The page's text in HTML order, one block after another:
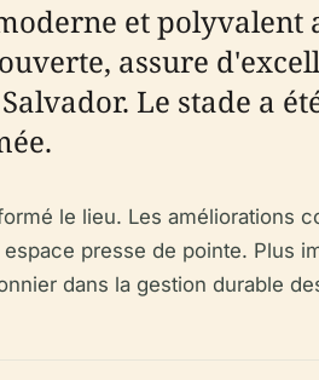
et polyvalent
assure
Le stade a
le lieu. Les améliorations
presse de pointe. Plus
dans la gestion durable